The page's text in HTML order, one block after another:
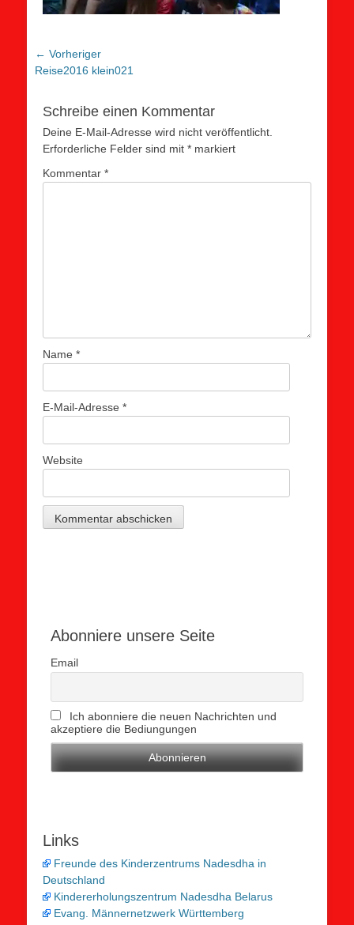
Beitragsnavigation
← Vorheriger
Vorheriger
Reise2016 klein021
Schreibe einen Kommentar
Deine E-Mail-Adresse wird nicht veröffentlicht.
Erforderliche Felder sind mit * markiert
Kommentar *
Name *
E-Mail-Adresse *
Website
Abonniere unsere Seite
Email
Ich abonniere die neuen Nachrichten und
akzeptiere die Bediungungen
Links
Freunde des Kinderzentrums Nadesdha in
Deutschland
Kindererholungszentrum Nadesdha Belarus
Evang. Männernetzwerk Württemberg